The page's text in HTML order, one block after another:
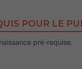
POUR LE
pré-requise.